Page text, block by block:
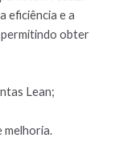
eficiência e a
obter
Lean;
melhoria.